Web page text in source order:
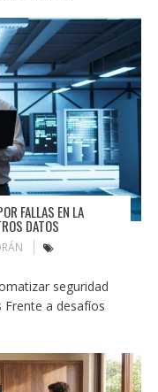
FALLAS EN LA
DATOS
seguridad
a desafíos